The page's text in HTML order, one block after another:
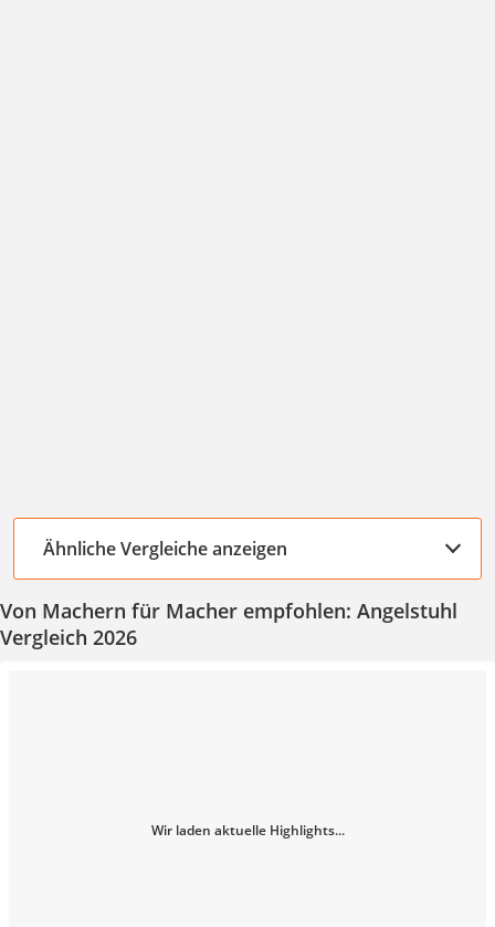
Ähnliche Vergleiche anzeigen
Von Machern für Macher empfohlen: Angelstuhl
Vergleich 2026
Wir laden aktuelle Highlights...